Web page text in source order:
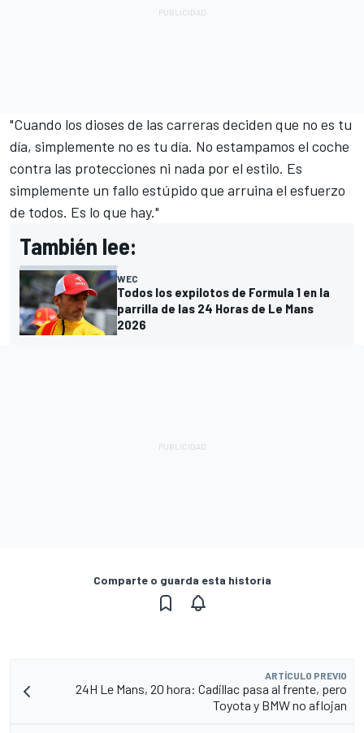
"Cuando los dioses de las carreras deciden que no es tu
día, simplemente no es tu día. No estampamos el coche
contra las protecciones ni nada por el estilo. Es
simplemente un fallo estúpido que arruina el esfuerzo
de todos. Es lo que hay."
También lee:
WEC
Todos los expilotos de Formula 1 en la
parrilla de las 24 Horas de Le Mans
2026
Comparte o guarda esta historia
ARTÍCULO PREVIO
24H Le Mans, 20 hora: Cadillac pasa al frente, pero
Toyota y BMW no aflojan